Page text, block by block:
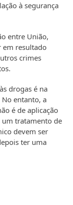
à segurança
entre União,
em resultado
crimes
drogas é na
entanto, a
é de aplicação
um tratamento de
devem ser
ter uma